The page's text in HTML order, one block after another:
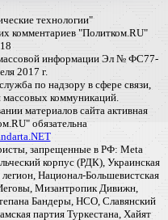
технологии"
комментариев "Политком.RU"
массовой информации Эл № ФС77-
2017 г.
по надзору в сфере связи,
коммуникаций.
материалов сайта активная
обязательна
запрещенные в РФ: Meta
корпус (РДК), Украинская
Национал-Большевистская
Мизантропик Дивижн,
Бандеры, НСО, Славянский
партия Туркестана, Хайят